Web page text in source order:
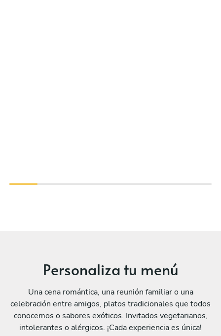
Personaliza tu menú
Una cena romántica, una reunión familiar o una
celebración entre amigos, platos tradicionales que todos
conocemos o sabores exóticos. Invitados vegetarianos,
intolerantes o alérgicos. ¡Cada experiencia es única!